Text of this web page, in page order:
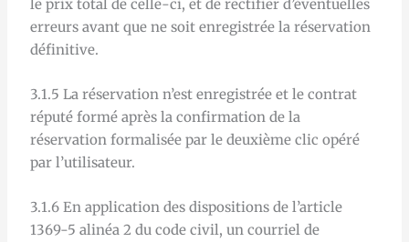
le prix total de celle-ci, et de rectifier d’éventuelles
erreurs avant que ne soit enregistrée la réservation
définitive.
3.1.5 La réservation n’est enregistrée et le contrat
réputé formé après la confirmation de la
réservation formalisée par le deuxième clic opéré
par l’utilisateur.
3.1.6 En application des dispositions de l’article
1369-5 alinéa 2 du code civil, un courriel de